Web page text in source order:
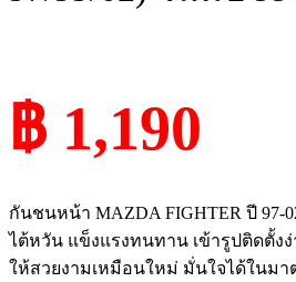
฿ 1,190
กันชนหน้า MAZDA FIGHTER ปี 97-
ไต้หวัน แข็งแรงทนทาน เข้ารูปติดตั้ง
ให้สวยงามเหมือนใหม่ มั่นใจได้ในมา